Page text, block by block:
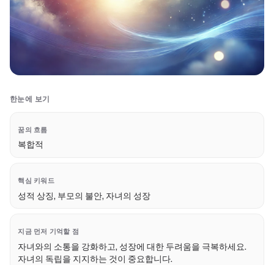
한눈에 보기
꿈의 흐름
복합적
핵심 키워드
성적 상징, 부모의 불안, 자녀의 성장
지금 먼저 기억할 점
자녀와의 소통을 강화하고, 성장에 대한 두려움을 극복하세요.
자녀의 독립을 지지하는 것이 중요합니다.